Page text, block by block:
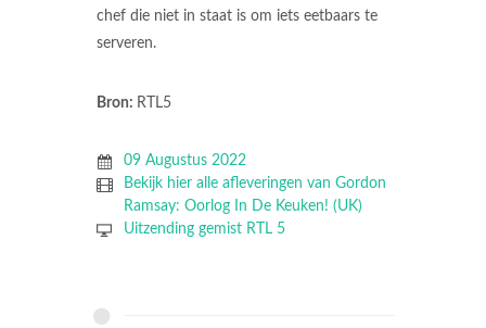
chef die niet in staat is om iets eetbaars te
serveren.
Bron: RTL5
09 Augustus 2022
Bekijk hier alle afleveringen van Gordon
Ramsay: Oorlog In De Keuken! (UK)
Uitzending gemist RTL 5